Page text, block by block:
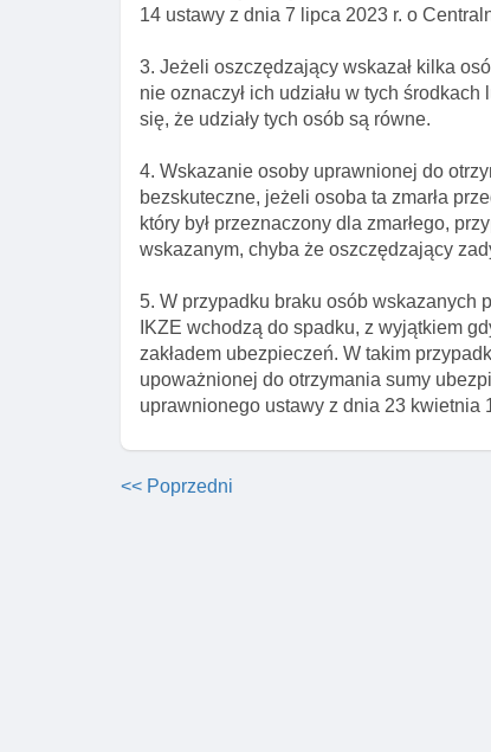
14 ustawy z dnia 7 lipca 2023 r. o
3. Jeżeli oszczędzający wskazał kilka
nie oznaczył ich udziału w tych
się, że udziały tych osób są równe.
4. Wskazanie osoby uprawnionej do
bezskuteczne, jeżeli osoba ta zmarła
który był przeznaczony dla zmarłego,
wskazanym, chyba że oszczędzający
5. W przypadku braku osób wskazanych
IKZE wchodzą do spadku, z wyjątkiem
zakładem ubezpieczeń. W takim
upoważnionej do otrzymania sumy
uprawnionego ustawy z dnia 23 kwietnia
<< Poprzedni